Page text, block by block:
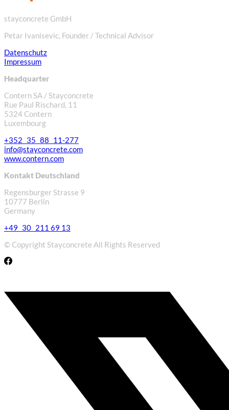
stayconcrete GmbH
Petar Ivanisevic, Founder / Technical Advisor
Datenschutz
Impressum
Headquarter
Contern SA / Stayconcrete
Rue Paul Rischard, 11
5324 Contern
Luxembourg
+352 35 88 11-277
info@stayconcrete.com
www.contern.com
Kontakt Deutschland
Regensburger Strasse 9
10777 Berlin
Germany
+49 30 211 69 13
© Copyright Stayconcrete All Rights Reserved